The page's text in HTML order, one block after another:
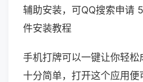
辅助安装，可QQ搜索申请
件安装教程
手机打牌可以一键让你轻松
十分简单，打开这个应用